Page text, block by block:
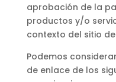
aprobación de la
productos y/o
contexto del sitio
Podemos
de enlace de los